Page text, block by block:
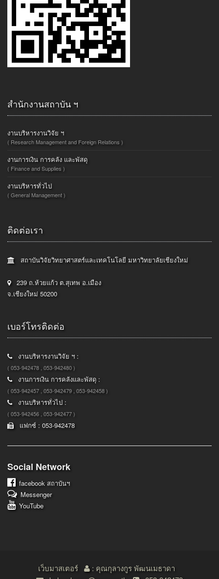
สำนักงานสถาบัน ฯ
งานบริหารงานวิจัย ฯ
( Research Management and Foreign Relations )
งานการเงิน การคลัง และพัสดุ
( Finance and Supplies )
งานบริหารทั่วไป
( General Management )
ติดต่อเรา
สถาบันวิจัยวิทยาศาสตร์และเทคโนโลยี มหาวิทยาลัยเชียงใหม่
239 ถ.ห้วยแก้ว ต.สุเทพ อ.เมือง
จ.เชียงใหม่ 50200
เบอร์โทรติดต่อ
งานบริหารงานวิจัย ฯ :
( 053-942478 , 053-942480 )
งานการเงิน การคลังและพัสดุ :
( 053-942457 , 053-942479 , 053-942458 )
งานบริหารทั่วไป :
( 053-942456 , 053-942477 )
แฟกซ์ : 053-942478
Social Network
facebookสถาบันฯ
Messenger
YouTube
เว็บมาสเตอร์
: คุณกุลางกูร พัฒนเมธาดา